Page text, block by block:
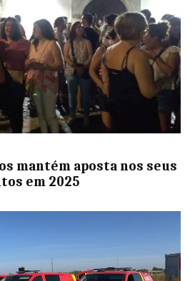
mantém aposta nos seus
em 2025